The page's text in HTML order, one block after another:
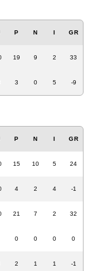
P N I GR
19 9 2 33
3 0 5 -9
P N I GR
15 10 5 24
4 2 4 -1
21 7 2 32
0 0 0 0
2 1 1 -1